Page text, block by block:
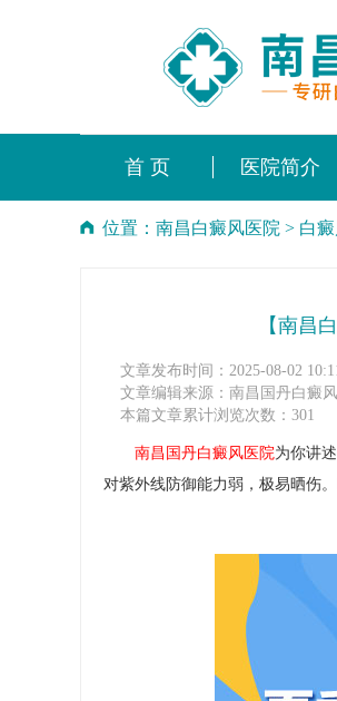
首 页 医院简介
位置： 南昌白癜风医院 > 白
【南昌
文章发布时间：2025-08-02
文章编辑来源：南昌国丹白癜
本篇文章累计浏览次数：301
南昌国丹白癜风医院为你讲
对紫外线防御能力弱，极易晒伤